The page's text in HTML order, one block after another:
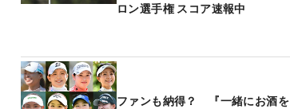
ロン選手権 スコア速報中
ファンも納得？ 『一緒にお酒を